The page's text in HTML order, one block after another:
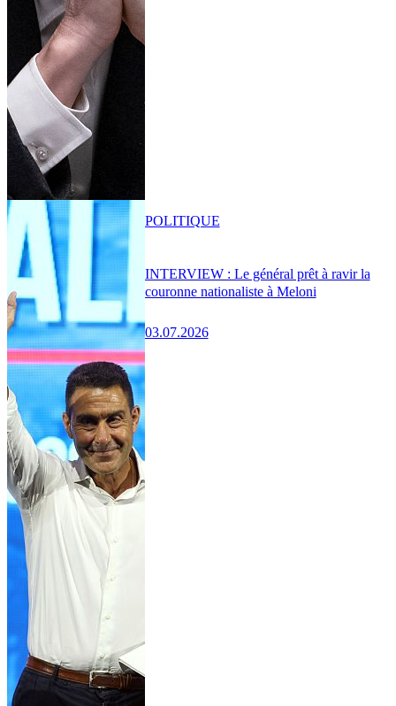
INTERVIEW : Le général prêt à ravir la
couronne nationaliste à Meloni
03.07.2026
POLITIQUE